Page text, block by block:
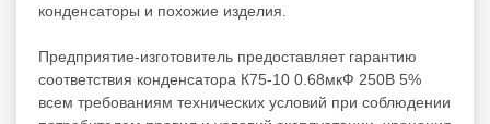
конденсаторы и похожие изделия.
Предприятие-изготовитель предоставляет гарантию
соответствия конденсатора К75-10 0.68мкФ 250В 5%
всем требованиям технических условий при соблюдении